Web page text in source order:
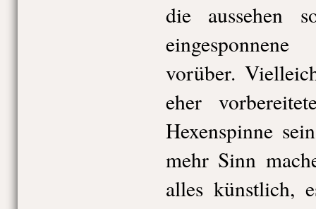
die aussehen
vorüber.
eher
Hexenspinne
mehr Sinn
alles künstlich,